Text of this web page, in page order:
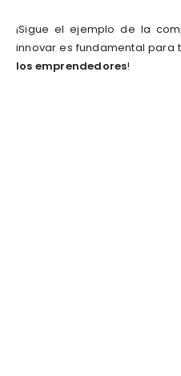
¡Sigue el ejemplo de la
innovar es fundamental para
los emprendedores!